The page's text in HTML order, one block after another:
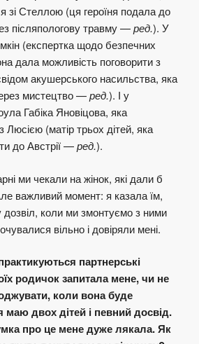
зі Стеллою (ця героїня подала до
післяпологову травму —ред.). У
(експертка щодо безпечних
дала можливість поговорити з
акушерського насильства, яка
мистецтво —ред.). І у
Габіка Яновіцова, яка
(матір трьох дітей, яка
до Австрії —ред.).
ми чекали на жінок, які дали б
важливий момент: я казала їм,
коли ми змонтуємо з ними
вільно і довіряли мені.
партнерські
родичок запитала мене, чи не
коли вона буде
двох дітей і певний досвід.
про це мене дуже лякала. Як